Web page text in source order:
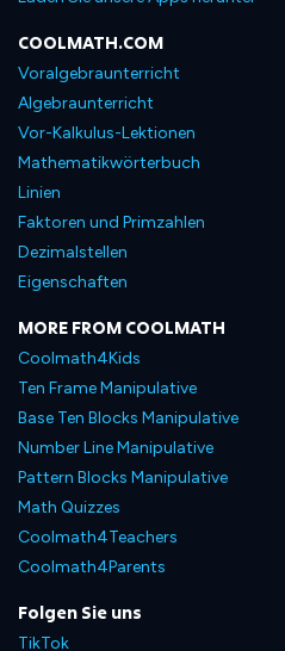
COOLMATH.COM
Voralgebraunterricht
Algebraunterricht
Vor-Kalkulus-Lektionen
Mathematikwörterbuch
Linien
Faktoren und Primzahlen
Dezimalstellen
Eigenschaften
MORE FROM COOLMATH
Coolmath4Kids
Ten Frame Manipulative
Base Ten Blocks Manipulative
Number Line Manipulative
Pattern Blocks Manipulative
Math Quizzes
Coolmath4Teachers
Coolmath4Parents
Folgen Sie uns
TikTok